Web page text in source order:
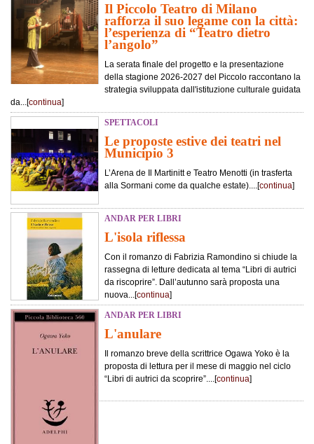
Il Piccolo Teatro di Milano
rafforza il suo legame con la città:
l’esperienza di “Teatro dietro
l’angolo”
La serata finale del progetto e la presentazione
della stagione 2026-2027 del Piccolo raccontano la
strategia sviluppata dall'istituzione culturale guidata
da...[continua]
SPETTACOLI
Le proposte estive dei teatri nel
Municipio 3
L’Arena de Il Martinitt e Teatro Menotti (in trasferta
alla Sormani come da qualche estate)....[continua]
ANDAR PER LIBRI
L'isola riflessa
Con il romanzo di Fabrizia Ramondino si chiude la
rassegna di letture dedicata al tema “Libri di autrici
da riscoprire”. Dall’autunno sarà proposta una
nuova...[continua]
ANDAR PER LIBRI
L'anulare
Il romanzo breve della scrittrice Ogawa Yoko è la
proposta di lettura per il mese di maggio nel ciclo
“Libri di autrici da scoprire”....[continua]